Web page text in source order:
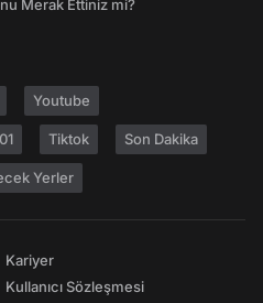
Merak Ettiniz mi?
Youtube
Tiktok Son Dakika
Yerler
Kariyer
Kullanıcı Sözleşmesi